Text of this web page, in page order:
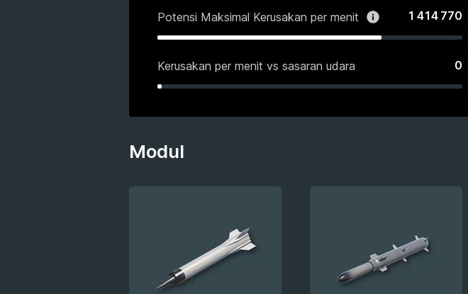
Potensi Maksimal Kerusakan per menit 1 414 770
Kerusakan per menit vs sasaran udara 0
Modul